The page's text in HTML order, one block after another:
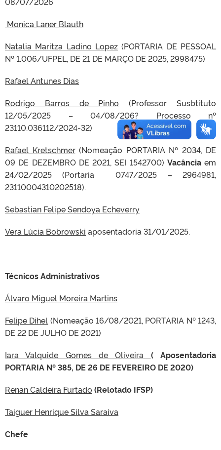
Monica Laner Blauth
Natalia Maritza Ladino Lopez (PORTARIA DE PESSOAL
Nº 1.006/UFPEL, DE 21 DE MARÇO DE 2025, 2998475)
Rafael Antunes Dias
Rodrigo Barros de Pinho (Professor Susbtituto
12/05/2025 – 04/08/206? Processo nº
23110.036112/2024-32)
Rafael Kretschmer(Nomeação PORTARIA Nº 2034, DE
09 DE DEZEMBRO DE 2021, SEI 1542700) Vacânciaem
24/02/2025 (Portaria 0747/2025 – 2964981,
23110004310202518).
Sebastian Felipe Sendoya Echeverry
Vera Lúcia Bobrowski aposentadoria 31/01/2025.
Técnicos Administrativos
Álvaro Miguel Moreira Martins
Felipe Dihel (Nomeação 16/08/2021, PORTARIA Nº 1243,
DE 22 DE JULHO DE 2021)
Iara Valquide Gomes de Oliveira
( Aposentadoria
PORTARIA Nº 385, DE 26 DE FEVEREIRO DE 2020)
Renan Caldeira Furtado (Relotado IFSP)
Taiguer Henrique Silva Saraiva
Chefe